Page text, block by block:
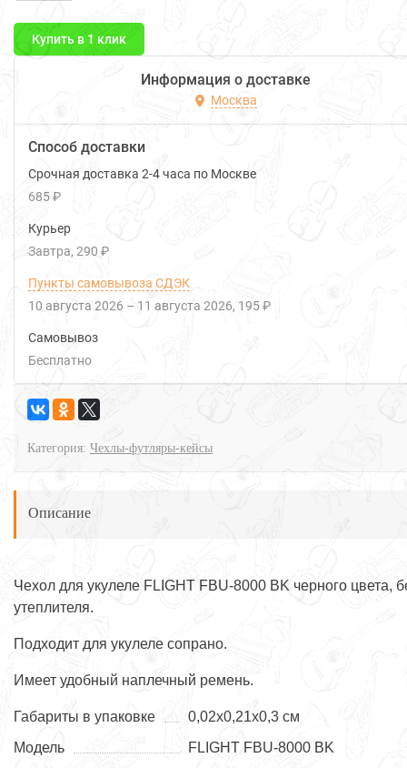
Купить в 1 клик
Информация о доставке
Москва
Способ доставки
Срочная доставка 2-4 часа по Москве
685 ₽
Курьер
Завтра 290 ₽
Пункты самовывоза СДЭК
10 августа 2026 – 11 августа 2026 195 ₽
Самовывоз
Бесплатно
Категория: Чехлы-футляры-кейсы
Описание
Чехол для укулеле FLIGHT FBU-8000 BK черного цвета,
утеплителя.
Подходит для укулеле сопрано.
Имеет удобный наплечный ремень.
Габариты в упаковке
0,02х0,21х0,3 см
Модель
FLIGHT FBU-8000 BK